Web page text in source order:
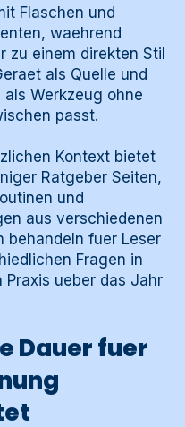
Flaschen und
waehrend
zu einem direkten Stil
als Quelle und
als Werkzeug ohne
passt.
Kontext bietet
Ratgeber Seiten,
und
aus verschiedenen
behandeln fuer Leser
Fragen in
Praxis ueber das Jahr
Dauer fuer